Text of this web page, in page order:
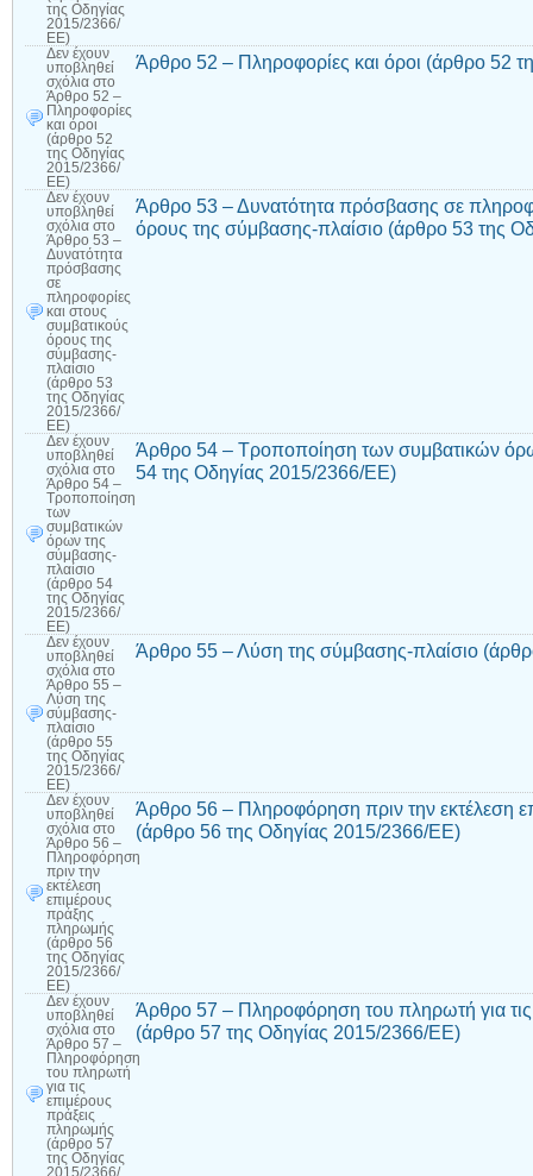
της Οδηγίας
2015/2366/
ΕΕ)
Δεν έχουν
υποβληθεί
σχόλια στο
Άρθρο 52 –
Πληροφορίες
και όροι
(άρθρο 52
της Οδηγίας
2015/2366/
ΕΕ)
Άρθρο 52 – Πληροφορίες και όροι (άρθρο 52
Δεν έχουν
υποβληθεί
σχόλια στο
Άρθρο 53 –
Δυνατότητα
πρόσβασης
σε
πληροφορίες
και στους
συμβατικούς
όρους της
σύμβασης-
πλαίσιο
(άρθρο 53
της Οδηγίας
2015/2366/
ΕΕ)
Άρθρο 53 – Δυνατότητα πρόσβασης σε
όρους της σύμβασης-πλαίσιο (άρθρο 53 της
Δεν έχουν
υποβληθεί
σχόλια στο
Άρθρο 54 –
Τροποποίηση
των
συμβατικών
όρων της
σύμβασης-
πλαίσιο
(άρθρο 54
της Οδηγίας
2015/2366/
ΕΕ)
Άρθρο 54 – Τροποποίηση των συμβατικών
54 της Οδηγίας 2015/2366/ΕΕ)
Δεν έχουν
υποβληθεί
σχόλια στο
Άρθρο 55 –
Λύση της
σύμβασης-
πλαίσιο
(άρθρο 55
της Οδηγίας
2015/2366/
ΕΕ)
Άρθρο 55 – Λύση της σύμβασης-πλαίσιο
Δεν έχουν
υποβληθεί
σχόλια στο
Άρθρο 56 –
Πληροφόρηση
πριν την
εκτέλεση
επιμέρους
πράξης
πληρωμής
(άρθρο 56
της Οδηγίας
2015/2366/
ΕΕ)
Άρθρο 56 – Πληροφόρηση πριν την εκτέλεση
(άρθρο 56 της Οδηγίας 2015/2366/ΕΕ)
Δεν έχουν
υποβληθεί
σχόλια στο
Άρθρο 57 –
Πληροφόρηση
του πληρωτή
για τις
επιμέρους
πράξεις
πληρωμής
(άρθρο 57
της Οδηγίας
2015/2366/
Άρθρο 57 – Πληροφόρηση του πληρωτή για
(άρθρο 57 της Οδηγίας 2015/2366/ΕΕ)